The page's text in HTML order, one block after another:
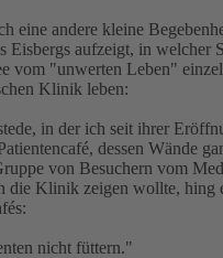
eine andere kleine
Eisbergs aufzeigt, in welcher
vom "unwerten Leben"
Klinik leben:
in der ich seit ihrer
dessen Wände
von Besuchern vom
die Klinik zeigen wollte, hing
nicht füttern."